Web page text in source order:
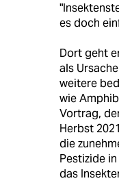
es doch
Dort geht
als
weitere
wie
Vortrag,
Herbst
die
Pestizide
das